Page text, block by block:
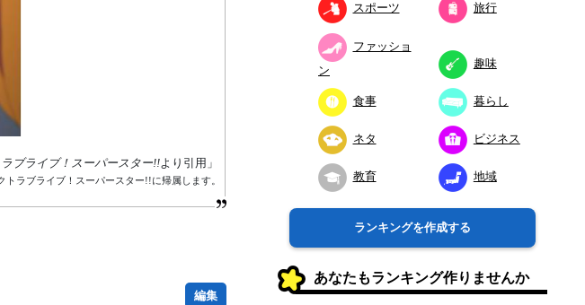
ラブライブ！スーパースター!!より引用」
トラブライブ！スーパースター!!に帰属します。
編集
スポーツ 旅行
ファッショ
ン
趣味
食事 暮らし
ネタ ビジネス
教育 地域
ランキングを作成する
あなたもランキング作りませんか